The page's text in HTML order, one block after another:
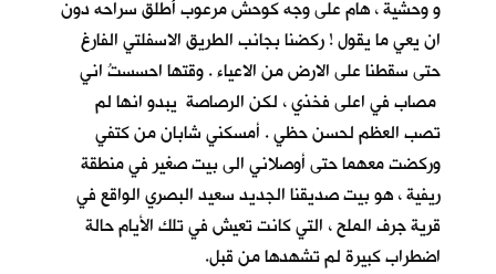
و وحشية ، هام على وجه كوحش مرعوب أَطلق سراحه دون
ان يعي ما يقول ! ركضنا بجانب الطريق الاسفلتي الفارغ
حتى سقطنا على الارض من الاعياء . وقتها احسستُ اني
مصاب في اعلى فخذي ، لكن الرصاصة يبدو انها لم
تصب العظم لحسن حظي . أمسكني شابان من كتفي
وركضت معهما حتى أوصلاني الى بيت صغير في منطقة
ريفية ، هو بيت صديقنا الجديد سعيد البصريالواقع في
قرية جرف الملح، التي كانت تعيش في تلك الأيام حالة
اضطراب كبيرة لم تشهدها من قبل.